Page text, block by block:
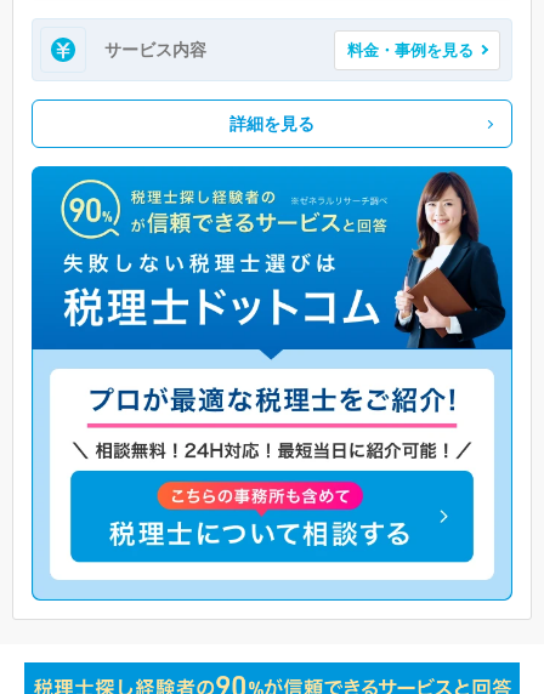
サービス内容 料金・事例を見る
詳細を見る